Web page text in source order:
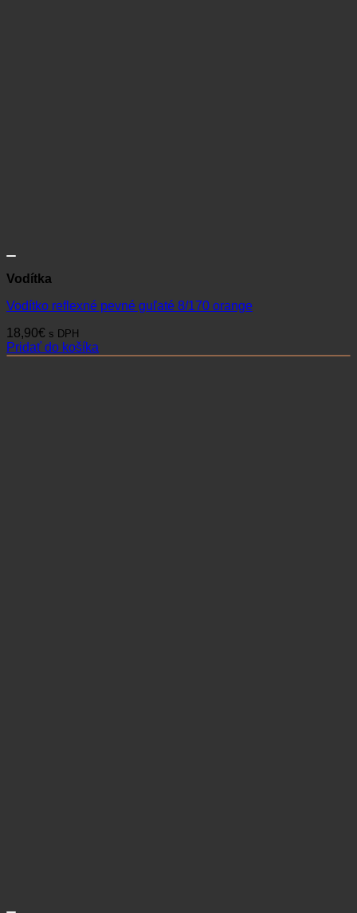
Vodítka
Vodítko reflexné pevné guľaté 8/170 orange
18,90€ s DPH
Pridať do košíka